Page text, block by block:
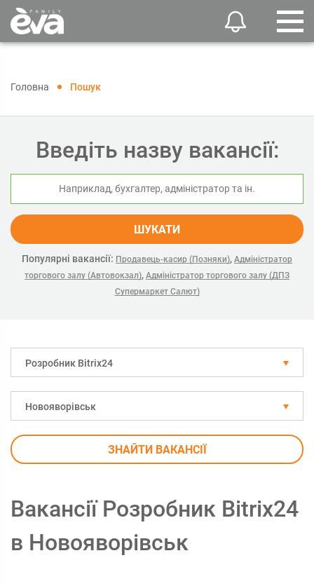
Головна Пошук
Введіть назву вакансії:
ШУКАТИ
Популярні вакансії: Продавець-касир (Позняки), Адміністратор
торгового залу (Автовокзал), Адміністратор торгового залу (ДПЗ
Супермаркет Салют)
Розробник Bitrix24
Новояворівськ
ЗНАЙТИ ВАКАНСІЇ
Вакансії Розробник Bitrix24
в Новояворівськ